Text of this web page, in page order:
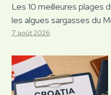
Les 10 meilleures plages
les algues sargasses du
7 août 2026